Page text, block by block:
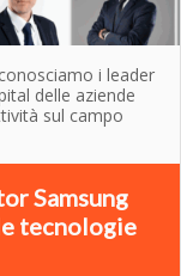
i leader
delle aziende
sul campo
Samsung
tecnologie